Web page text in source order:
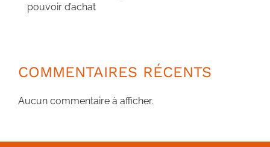
pouvoir d’achat
COMMENTAIRES RÉCENTS
Aucun commentaire à afficher.